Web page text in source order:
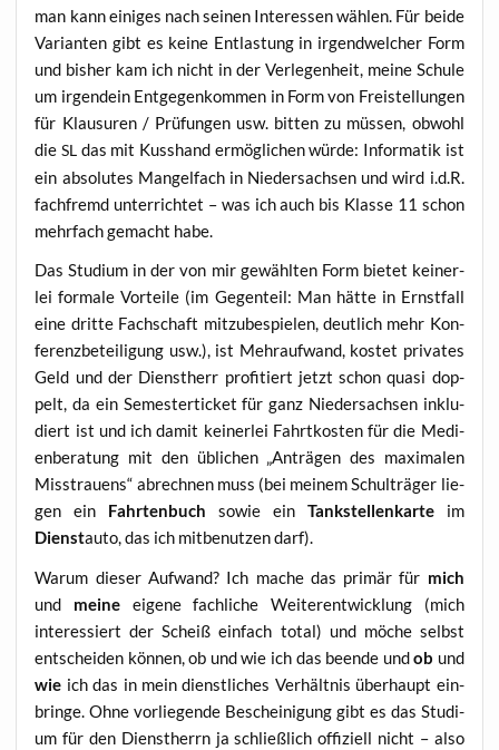
man kann eini­ges nach sei­nen Inter­es­sen wäh­len. Für bei­de
Vari­an­ten gibt es kei­ne Ent­las­tung in irgend­wel­cher Form
und bis­her kam ich nicht in der Ver­le­gen­heit, mei­ne Schu­le
um irgend­ein Ent­ge­gen­kom­men in Form von Frei­stel­lun­gen
für Klau­su­ren / Prü­fun­gen usw. bit­ten zu müs­sen, obwohl
dieSL das mit Kuss­hand ermög­li­chen wür­de: Infor­ma­tik ist
ein abso­lu­tes Man­gel­fach in Nie­der­sach­sen und wird i.d.R.
fach­fremd unter­rich­tet – was ich auch bis Klas­se 11 schon
mehr­fach gemacht habe.
Das Stu­di­um in der von mir gewähl­ten Form bie­tet kei­ner­
lei for­ma­le Vor­tei­le (im Gegen­teil: Man hät­te in Ernst­fall
eine drit­te Fach­schaft mit­zu­be­spie­len, deut­lich mehr Kon­
fe­renz­be­tei­li­gung usw.), ist Mehr­auf­wand, kos­tet pri­va­tes
Geld und der Dienst­herr pro­fi­tiert jetzt schon qua­si dop­
pelt, da ein Semes­ter­ti­cket für ganz Nie­der­sach­sen inklu­
diert ist und ich damit kei­ner­lei Fahrt­kos­ten für die Medi­
en­be­ra­tung mit den übli­chen „Anträ­gen des maxi­ma­len
Miss­trau­ens“ abrech­nen muss (bei mei­nem Schul­trä­ger lie­
gen ein Fahr­ten­buch sowie ein Tank­stel­lenkar­teim
Dienstauto, das ich mit­be­nut­zen darf).
War­um die­ser Auf­wand? Ich mache das pri­mär für mich
und mei­ne eige­ne fach­li­che Wei­ter­ent­wick­lung (mich
inter­es­siert der Scheiß ein­fach total) und möche selbst
ent­schei­den kön­nen, ob und wie ich das been­de undob und
wie ich das in mein dienst­li­ches Ver­hält­nis über­haupt ein­
brin­ge. Ohne vor­lie­gen­de Beschei­ni­gung gibt es das Stu­di­
um für den Dienst­herrn ja schließ­lich offi­zi­ell nicht – also